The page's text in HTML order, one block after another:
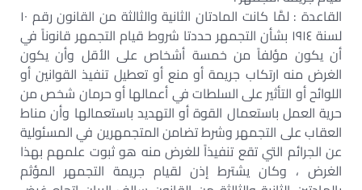
القاعدة : لمَّا كانت المادتان الثانية والثالثة من القانون رقم ١٠
لسنة ١٩١٤ بشأن التجمهر حددتا شروط قيام التجمهر قانوناً في
أن يكون مؤلفاً من خمسة أشخاص على الأقل وأن يكون
الغرض منه ارتكاب جريمة أو منع أو تعطيل تنفيذ القوانين أو
اللوائح أو التأثير على السلطات في أعمالها أو حرمان شخص من
حرية العمل باستعمال القوة أو التهديد باستعمالها وأن مناط
العقاب على التجمهر وشرط تضامن المتجمهرين في المسئولية
عن الجرائم التي تقع تنفيذاً للغرض منه هو ثبوت علمهم بهذا
الغرض ، وكان يشترط إذن لقيام جريمة التجمهر المؤثم